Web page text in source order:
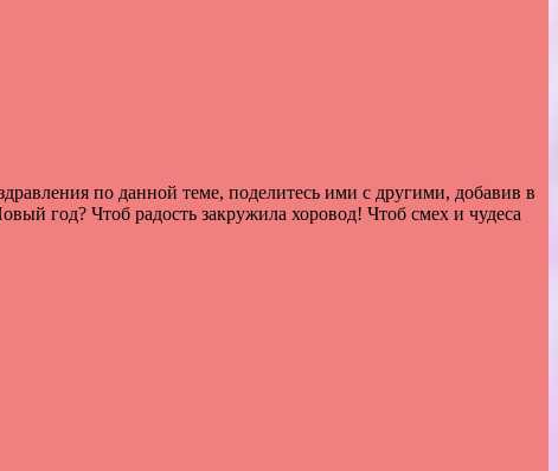
по данной теме, поделитесь ими с другими, добавив в
год? Чтоб радость закружила хоровод! Чтоб смех и чудеса